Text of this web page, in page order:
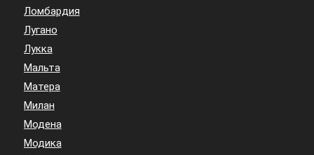
Ломбардия
Лугано
Лукка
Мальта
Матера
Милан
Модена
Модика